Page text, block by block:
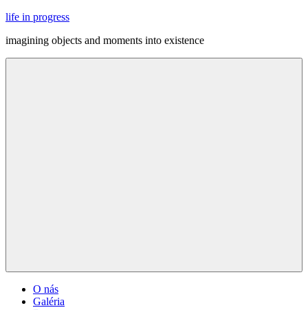
Skip
content
life in progress
imagining objects and moments into existence
O nás
Galéria